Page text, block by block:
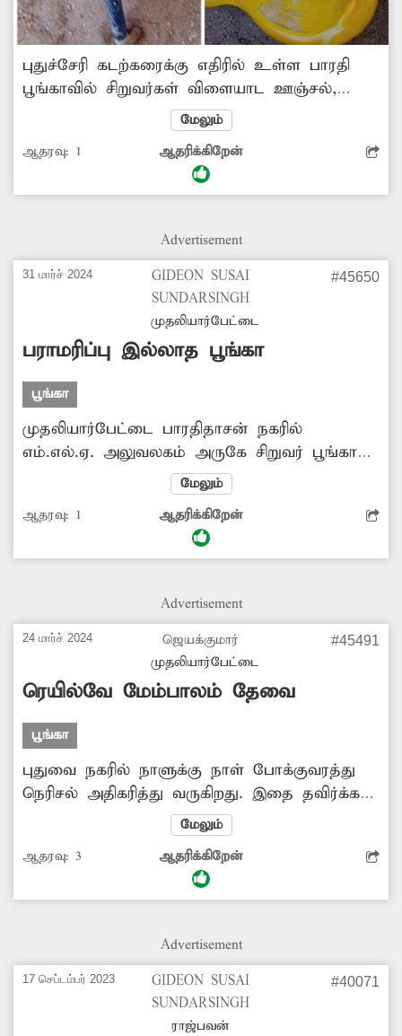
புதுச்சேரி கடற்கரைக்கு எதிரில் உள்ள பாரதி
பூங்காவில் சிறுவர்கள் விளையாட ஊஞ்சல்,
சீஷா போன்ற விளையாட்டு உபகரணங்கள்
அமைக்கப்பட்டு உள்ளன. இந்நிலையில்
இங்குள்ள உபகரணங்கள் பல சேதமடைந்து
காணப்படுகிறது. இதனால் அதில் விளையாடும்
எனவே உடனடியாக சரிசெய்ய வேண்டும் என்ற
மேலும்
ஆதரவு: 1 ஆதரிக்கிறேன்
Advertisement
31 மார்ச் 2024
GIDEON SUSAI
SUNDARSINGH
முதலியார்பேட்டை
#45650
பராமரிப்பு இல்லாத பூங்கா
பூங்கா
முதலியார்பேட்டை பாரதிதாசன் நகரில்
எம்.எல்.ஏ. அலுவலகம் அருகே சிறுவர் பூங்கா
உள்ளது. இங்குள்ள விளையாட்டு சாதனைகள்
உடைந்த நிலையலை், பராமரிப்பு இல்லாமல்
மரங்களின் இலைகள் உதிர்ந்து குப்பையாக
காட்சியளிக்கிறது. தற்போது பள்ளிகளுக்கு
பூங்காவை பராமரித்து சிறுவர்கள் விளையாட
மேலும்
ஆதரவு: 1 ஆதரிக்கிறேன்
Advertisement
24 மார்ச் 2024
ஜெயக்குமார்
முதலியார்பேட்டை
#45491
ரெயில்வே மேம்பாலம் தேவை
பூங்கா
புதுவை நகரில் நாளுக்கு நாள் போக்குவரத்து
நெரிசல் அதிகரித்து வருகிறது. இதை தவிர்க்க
முக்கிய சாலைகளில் மேம்பாலம்
அவசியமாகிறது. புதுச்சேரி - கடலூர் ரெயில்வே
கேட் பகுதியில் பலமுறை ரெயில்கள்
செல்லும்போது கேட் மூடப்படுவதால்,
அந்த பகுதியில் ரெயில்வே மேம்பாலம் கட்ட
மேலும்
ஆதரவு: 3 ஆதரிக்கிறேன்
Advertisement
17 செப்டம்பர் 2023
GIDEON SUSAI
SUNDARSINGH
ராஜ்பவன்
#40071